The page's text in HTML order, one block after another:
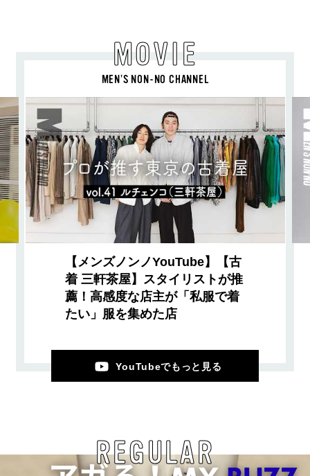
MOVIE
MEN’S NON-NO CHANNEL
【メンズノンノYouTube】【古
着 三軒茶屋】スタイリストが推
薦！高感度な店主が「私服で着
たい」服を集めた店
YouTubeでもっと見る
REGULAR